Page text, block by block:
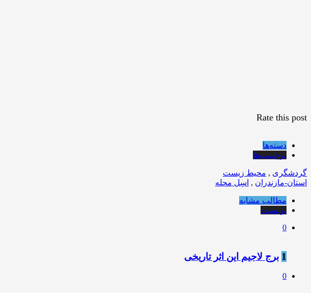
Rate this post
دسته‌ها
برچسب‌ها
گردشگری , محیط زیست
استان-مازندران , اسِل محله
مطالب مشابه
نویسنده
0
1 برج لاجیم این اثر تاریخی
0